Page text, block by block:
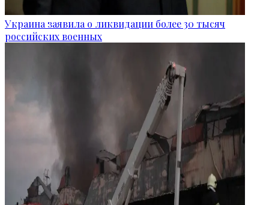
Украина заявила о ликвидации более 30 тысяч
российских военных